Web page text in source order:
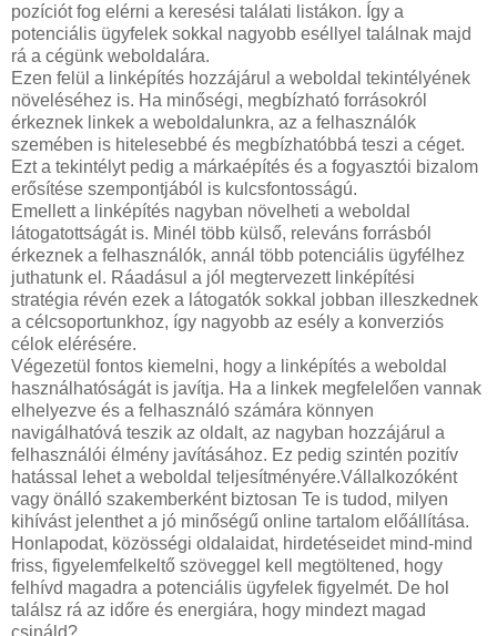
pozíciót fog elérni a keresési találati listákon. Így a
potenciális ügyfelek sokkal nagyobb eséllyel találnak majd
rá a cégünk weboldalára.
Ezen felül a linképítés hozzájárul a weboldal tekintélyének
növeléséhez is. Ha minőségi, megbízható forrásokról
érkeznek linkek a weboldalunkra, az a felhasználók
szemében is hitelesebbé és megbízhatóbbá teszi a céget.
Ezt a tekintélyt pedig a márkaépítés és a fogyasztói bizalom
erősítése szempontjából is kulcsfontosságú.
Emellett a linképítés nagyban növelheti a weboldal
látogatottságát is. Minél több külső, releváns forrásból
érkeznek a felhasználók, annál több potenciális ügyfélhez
juthatunk el. Ráadásul a jól megtervezett linképítési
stratégia révén ezek a látogatók sokkal jobban illeszkednek
a célcsoportunkhoz, így nagyobb az esély a konverziós
célok elérésére.
Végezetül fontos kiemelni, hogy a linképítés a weboldal
használhatóságát is javítja. Ha a linkek megfelelően vannak
elhelyezve és a felhasználó számára könnyen
navigálhatóvá teszik az oldalt, az nagyban hozzájárul a
felhasználói élmény javításához. Ez pedig szintén pozitív
hatással lehet a weboldal teljesítményére.Vállalkozóként
vagy önálló szakemberként biztosan Te is tudod, milyen
kihívást jelenthet a jó minőségű online tartalom előállítása.
Honlapodat, közösségi oldalaidat, hirdetéseidet mind-mind
friss, figyelemfelkeltő szöveggel kell megtöltened, hogy
felhívd magadra a potenciális ügyfelek figyelmét. De hol
találsz rá az időre és energiára, hogy mindezt magad
csináld?